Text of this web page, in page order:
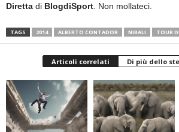
Diretta di BlogdiSport . Non mollateci.
TAGS 2014 ALBERTO CONTADOR NIBALI TOUR
Articoli correlati Di più dello